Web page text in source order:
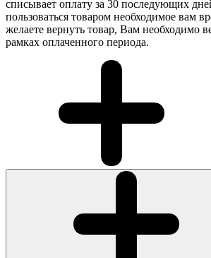
списывает оплату за 30 последующих
пользоваться товаром необходимое вам
желаете вернуть товар, Вам необходимо
рамках оплаченного периода.